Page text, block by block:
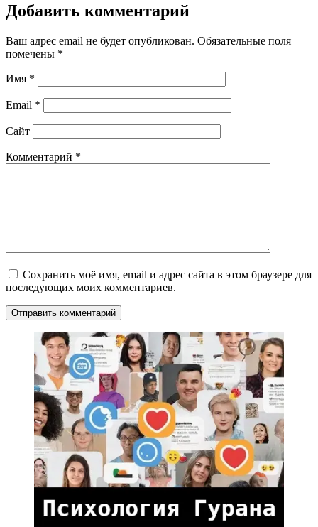
Добавить комментарий
Ваш адрес email не будет опубликован. Обязательные поля
помечены *
Имя *
Email *
Сайт
Комментарий *
Сохранить моё имя, email и адрес сайта в этом браузере для
последующих моих комментариев.